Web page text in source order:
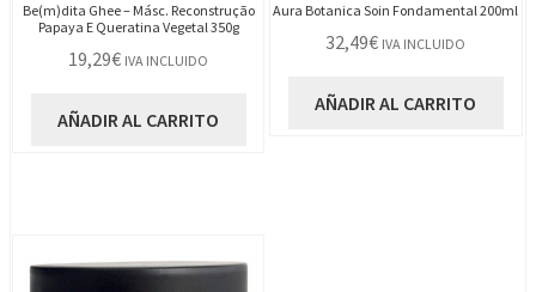
Be(m)dita Ghee – Másc. Reconstrução
Papaya E Queratina Vegetal 350g
19,29€ IVA INCLUIDO
AÑADIR AL CARRITO
Aura Botanica Soin Fondamental 200ml
32,49€ IVA INCLUIDO
AÑADIR AL CARRITO